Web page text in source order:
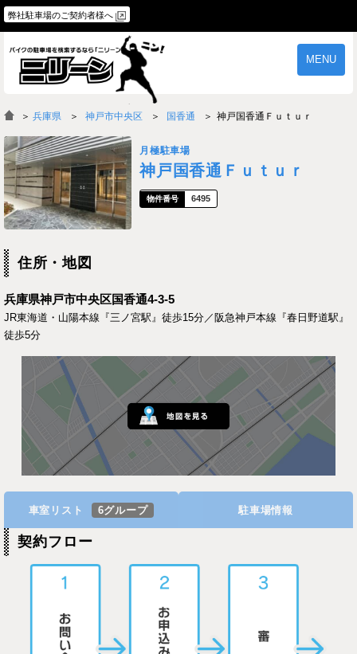
弊社駐車場のご契約者様へ
MENU
物件一覧 ご契約の流れ
よくあるご質問
＞ 兵庫県 神戸市中央区 国香通 神戸国香通Ｆｕｔｕｒ
月極駐車場
神戸国香通Ｆｕｔｕｒ
6495
住所・地図
兵庫県神戸市中央区国香通4-3-5
JR東海道・山陽本線『三ノ宮駅』徒歩15分／阪急神戸本線『春日野道駅』
徒歩5分
車室リスト 6グループ 駐車場情報
契約フロー